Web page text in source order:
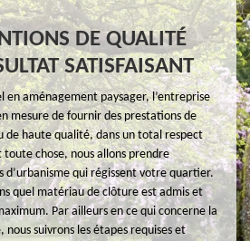
DE QUALITÉ
SATISFAISANT
en aménagement paysager, l’entreprise
mesure de fournir des prestations de
de haute qualité, dans un total respect
toute chose, nous allons prendre
d’urbanisme qui régissent votre quartier.
quel matériau de clôture est admis et
Par ailleurs en ce qui concerne la
nous suivrons les étapes requises et